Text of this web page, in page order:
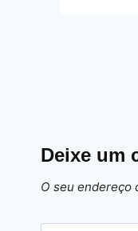
Deixe um
O seu endereço